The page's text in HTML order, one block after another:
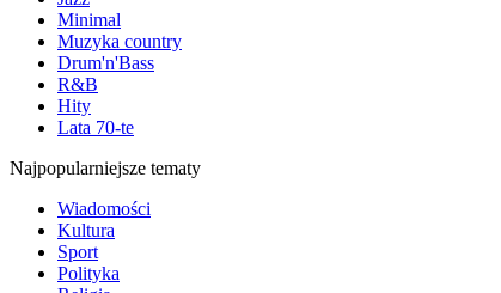
Minimal
Muzyka country
Drum'n'Bass
R&B
Hity
Lata 70-te
Najpopularniejsze tematy
Wiadomości
Kultura
Sport
Polityka